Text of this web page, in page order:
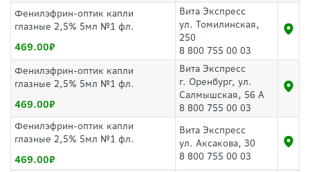
Фенилэфрин-оптик капли
глазные 2,5% 5мл №1 фл.
469.00
Вита Экспресс
ул. Томилинская,
250
8 800 755 00 03
Фенилэфрин-оптик капли
глазные 2,5% 5мл №1 фл.
469.00
Вита Экспресс
г. Оренбург, ул.
Салмышская, 56 А
8 800 755 00 03
Фенилэфрин-оптик капли
глазные 2,5% 5мл №1 фл.
469.00
Вита Экспресс
ул. Аксакова, 30
8 800 755 00 03